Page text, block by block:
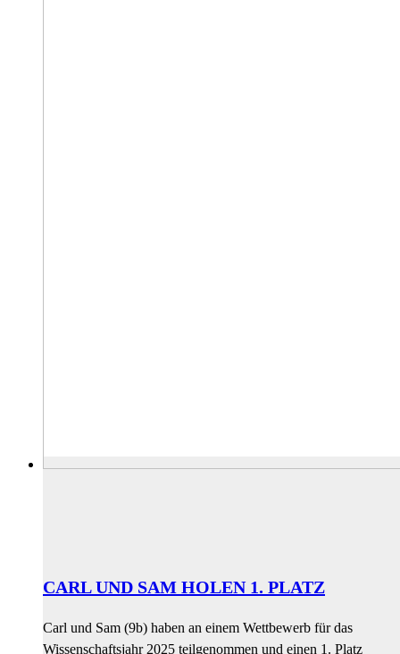
CARL UND SAM HOLEN 1. PLATZ
Carl und Sam (9b) haben an einem Wettbewerb für das
Wissenschaftsjahr 2025 teilgenommen und einen 1. Platz